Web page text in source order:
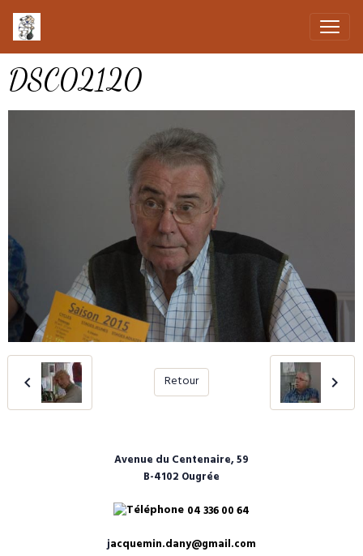
DSC02120
Retour
Avenue du Centenaire, 59
B-4102 Ougrée
04 336 00 64
jacquemin.dany@gmail.com